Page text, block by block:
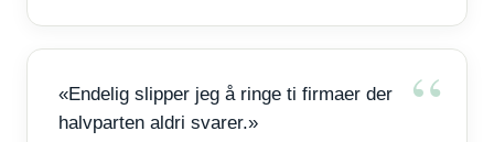
«Endelig slipper jeg å ringe ti firmaer der
halvparten aldri svarer.»